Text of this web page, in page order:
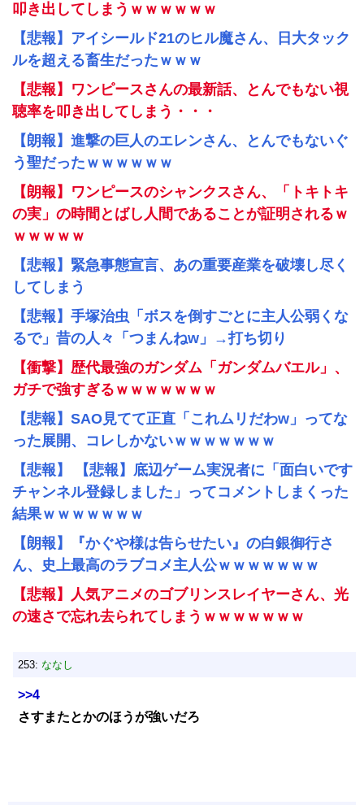
叩き出してしまうｗｗｗｗｗｗ
【悲報】アイシールド21のヒル魔さん、日大タック
ルを超える畜生だったｗｗｗ
【悲報】ワンピースさんの最新話、とんでもない視
聴率を叩き出してしまう・・・
【朗報】進撃の巨人のエレンさん、とんでもないぐ
う聖だったｗｗｗｗｗｗ
【朗報】ワンピースのシャンクスさん、「トキトキ
の実」の時間とばし人間であることが証明されるｗ
ｗｗｗｗｗ
【悲報】緊急事態宣言、あの重要産業を破壊し尽く
してしまう
【悲報】手塚治虫「ボスを倒すごとに主人公弱くな
るで」昔の人々「つまんねw」→打ち切り
【衝撃】歴代最強のガンダム「ガンダムバエル」、
ガチで強すぎるｗｗｗｗｗｗｗ
【悲報】SAO見てて正直「これムリだわw」ってな
った展開、コレしかないｗｗｗｗｗｗｗ
【悲報】 【悲報】底辺ゲーム実況者に「面白いです
チャンネル登録しました」ってコメントしまくった
結果ｗｗｗｗｗｗｗ
【朗報】『かぐや様は告らせたい』の白銀御行さ
ん、史上最高のラブコメ主人公ｗｗｗｗｗｗｗ
【悲報】人気アニメのゴブリンスレイヤーさん、光
の速さで忘れ去られてしまうｗｗｗｗｗｗｗ
253: ななし
>>4
さすまたとかのほうが強いだろ